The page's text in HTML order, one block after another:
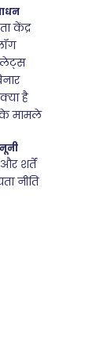
केंद्र
है
मामले
शर्तें
नीति